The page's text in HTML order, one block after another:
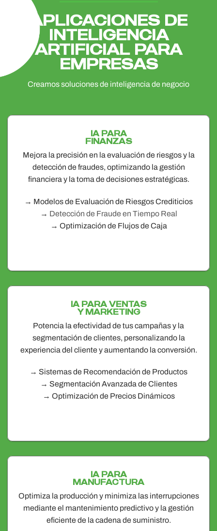
APLICACIONES DE
INTELIGENCIA
ARTIFICIAL PARA
EMPRESAS
Creamos soluciones de inteligencia de negocio
IA PARA
FINANZAS
Mejora la precisión en la evaluación de riesgos y la
detección de fraudes, optimizando la gestión
financiera y la toma de decisiones estratégicas.
→ Modelos de Evaluación de Riesgos Crediticios
→ Detección de Fraude en Tiempo Real
→ Optimización de Flujos de Caja
IA PARA VENTAS
Y MARKETING
Potencia la efectividad de tus campañas y la
segmentación de clientes, personalizando la
experiencia del cliente y aumentando la conversión.
→ Sistemas de Recomendación de Productos
→ Segmentación Avanzada de Clientes
→ Optimización de Precios Dinámicos
IA PARA
MANUFACTURA
Optimiza la producción y minimiza las interrupciones
mediante el mantenimiento predictivo y la gestión
eficiente de la cadena de suministro.